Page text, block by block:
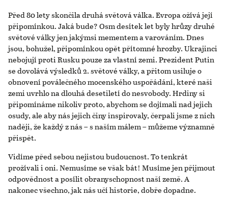
Před 80 lety skončila druhá světová válka. Evropa ožívá její
připomínkou. Jaká bude? Osm desítek let byly hrůzy druhé
světové války jen jakýmsi mementem a varováním. Dnes
jsou, bohužel, připomínkou opět přítomné hrozby. Ukrajinci
nebojují proti Rusku pouze za vlastní zemi. Prezident Putin
se dovolává výsledků 2. světové války, a přitom usiluje o
obnovení poválečného mocenského uspořádání, které naši
zemi uvrhlo na dlouhá desetiletí do nesvobody. Hrdiny si
připomínáme nikoliv proto, abychom se dojímali nad jejich
osudy, ale aby nás jejich činy inspirovaly, čerpali jsme z nich
naději, že každý z nás – s naším málem – můžeme významně
přispět.
Vidíme před sebou nejistou budoucnost. To tenkrát
prožívali i oni. Nemusíme se však bát! Musíme jen přijmout
odpovědnost a posílit obranyschopnost naší země. A
nakonec všechno, jak nás učí historie, dobře dopadne.